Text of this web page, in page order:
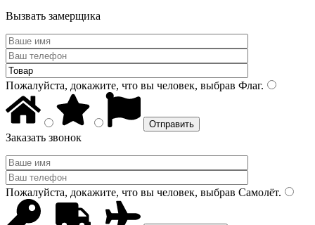
Вызвать замерщика
Пожалуйста, докажите, что вы человек, выбрав Флаг.
Заказать звонок
Пожалуйста, докажите, что вы человек, выбрав Самолёт.